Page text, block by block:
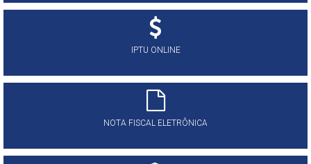
IPTU ONLINE
NOTA FISCAL ELETRÔNICA